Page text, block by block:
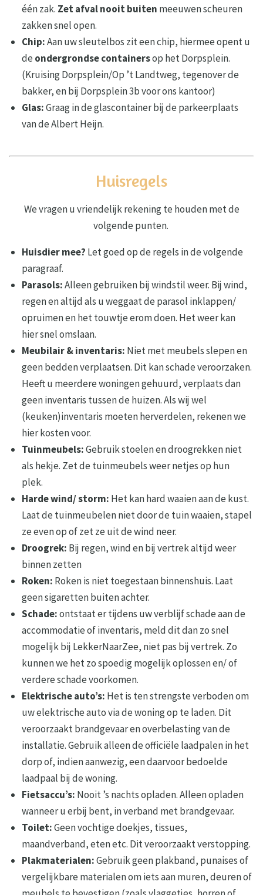
één zak. Zet afval nooit buiten meeuwen scheuren
zakken snel open.
Chip:Aan uw sleutelbos zit een chip, hiermee opent u
de ondergrondse containersop het Dorpsplein.
(Kruising Dorpsplein/Op ’t Landtweg, tegenover de
bakker, en bij Dorpsplein 3b voor ons kantoor)
Glas:Graag in de glascontainer bij de parkeerplaats
van de Albert Heijn.
Huisregels
We vragen u vriendelijk rekening te houden met de
volgende punten.
Huisdier mee? Let goed op de regels in de volgende
paragraaf.
Parasols:Alleen gebruiken bij windstil weer. Bij wind,
regen en altijd als u weggaat de parasol inklappen/
opruimen en het touwtje erom doen. Het weer kan
hier snel omslaan.
Meubilair & inventaris: Niet met meubels slepen en
geen bedden verplaatsen. Dit kan schade veroorzaken.
Heeft u meerdere woningen gehuurd, verplaats dan
geen inventaris tussen de huizen. Als wij wel
(keuken)inventaris moeten herverdelen, rekenen we
hier kosten voor.
Tuinmeubels:Gebruik stoelen en droogrekken niet
als hekje. Zet de tuinmeubels weer netjes op hun
plek.
Harde wind/ storm: Het kan hard waaien aan de kust.
Laat de tuinmeubelen niet door de tuin waaien, stapel
ze even op of zet ze uit de wind neer.
Droogrek: Bij regen, wind en bij vertrek altijd weer
binnen zetten
Roken: Roken is niet toegestaan binnenshuis. Laat
geen sigaretten buiten achter.
Schade:ontstaat er tijdens uw verblijf schade aan de
accommodatie of inventaris, meld dit dan zo snel
mogelijk bij LekkerNaarZee, niet pas bij vertrek. Zo
kunnen we het zo spoedig mogelijk oplossen en/ of
verdere schade voorkomen.
Elektrische auto’s: Het is ten strengste verboden om
uw elektrische auto via de woning op te laden. Dit
veroorzaakt brandgevaar en overbelasting van de
installatie. Gebruik alleen de officiële laadpalen in het
dorp of, indien aanwezig, een daarvoor bedoelde
laadpaal bij de woning.
Fietsaccu’s: Nooit ’s nachts opladen. Alleen opladen
wanneer u erbij bent, in verband met brandgevaar.
Toilet:Geen vochtige doekjes, tissues,
maandverband, eten etc. Dit veroorzaakt verstopping.
Plakmaterialen:Gebruik geen plakband, punaises of
vergelijkbare materialen om iets aan muren, deuren of